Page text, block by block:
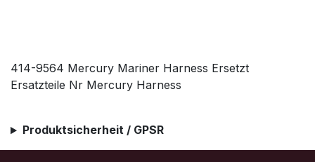
414-9564 Mercury Mariner Harness Ersetzt
Ersatzteile Nr Mercury Harness
Produktsicherheit / GPSR